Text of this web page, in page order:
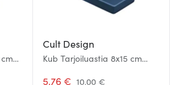
Cult Design
Kub Tarjoiluastia 8x15 cm
5.76 € 10.00 €